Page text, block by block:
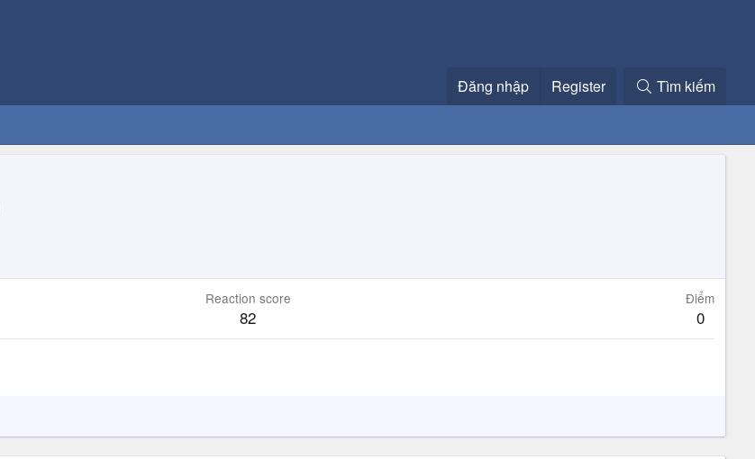
Đăng nhập Register Tìm kiếm
Reaction score
82
Điểm
0